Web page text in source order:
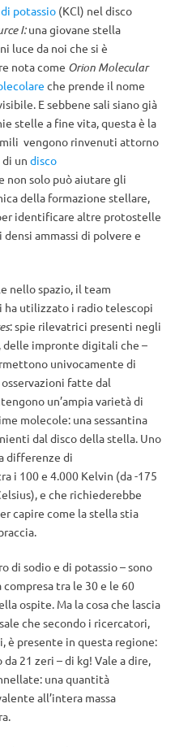
potassio (KCl) nel disco
I:una giovane stella
luce da noi che si è
nota come Orion Molecular
che prende il nome
E sebbene sali siano già
stelle a fine vita, questa è la
vengono rinvenuti attorno
un disco
non solo può aiutare gli
della formazione stellare,
identificare altre protostelle
ammassi di polvere e
nello spazio, il team
utilizzato i radio telescopi
: spie rilevatrici presenti negli
impronte digitali che –
univocamente di
fatte dal
un’ampia varietà di
molecole: una sessantina
dal disco della stella. Uno
differenze di
i 100 e 4.000 Kelvin (da -175
e che richiederebbe
capire come la stella stia
di sodio e di potassio – sono
tra le 30 e le 60
ospite. Ma la cosa che lascia
che secondo i ricercatori,
è presente in questa regione:
21 zeri – di kg! Vale a dire,
una quantità
all’intera massa